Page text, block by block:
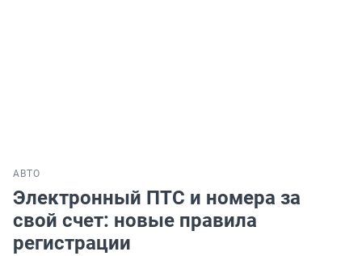
АВТО
Электронный ПТС и номера за
свой счет: новые правила
регистрации